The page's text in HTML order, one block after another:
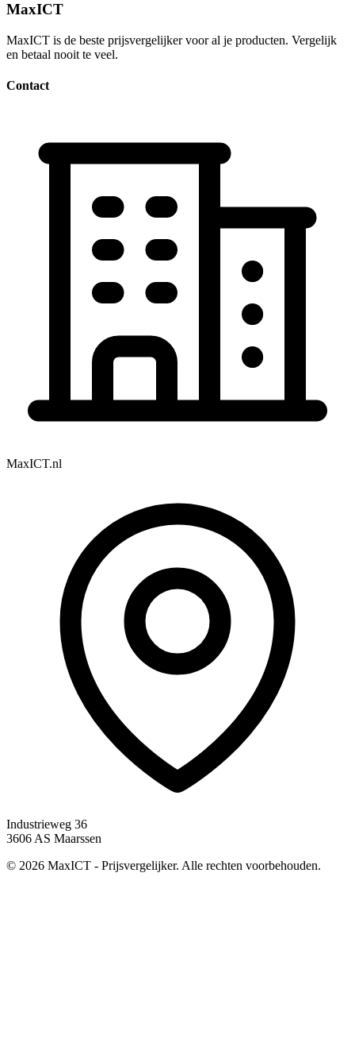
MaxICT
MaxICT is de beste prijsvergelijker voor al je producten. Vergelijk
en betaal nooit te veel.
Contact
MaxICT.nl
Industrieweg 36
3606 AS Maarssen
© 2026 MaxICT - Prijsvergelijker. Alle rechten voorbehouden.